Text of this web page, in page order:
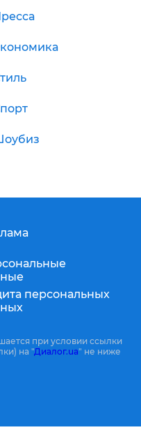
персональных
при условии ссылки
на "Диалог.ua" не ниже